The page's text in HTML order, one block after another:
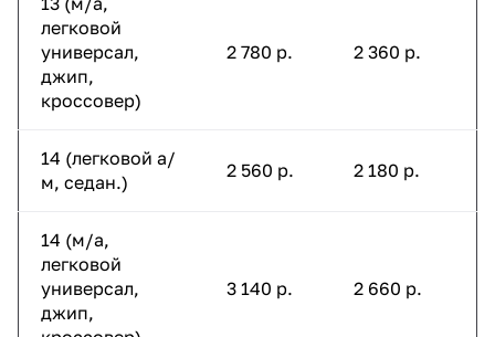
легковой
универсал,
джип,
кроссовер)
2 780 р. 2 360 р.
14 (легковой а/
м, седан.)
2 560 р. 2 180 р.
14 (м/а,
легковой
универсал,
джип,
3 140 р. 2 660 р.